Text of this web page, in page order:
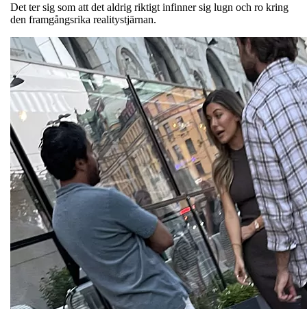
Det ter sig som att det aldrig riktigt infinner sig lugn och ro kring
den framgångsrika realitystjärnan.